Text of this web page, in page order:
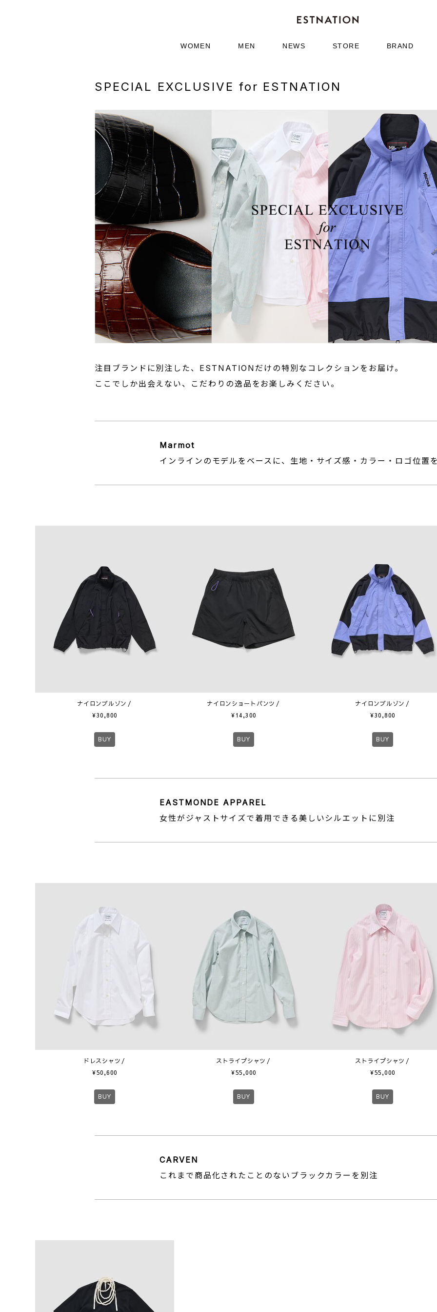
WOMEN MEN NEWS STORE BRAND
SPECIAL EXCLUSIVE for ESTNATION
注目ブランドに別注した、ESTNATIONだけの特別なコレクションをお届け。
ここでしか出会えない、こだわりの逸品をお楽しみください。
Marmot
インラインのモデルをベースに、生地・サイズ感・カラー・ロゴ位置
ナイロンブルゾン
¥30,800
BUY
ナイロンショートパンツ
¥14,300
BUY
ナイロンブルゾン
¥30,800
BUY
EASTMONDE APPAREL
女性がジャストサイズで着用できる美しいシルエットに別注
ドレスシャツ
¥50,600
BUY
ストライプシャツ
¥55,000
BUY
ストライプシャツ
¥55,000
BUY
CARVEN
これまで商品化されたことのないブラックカラーを別注